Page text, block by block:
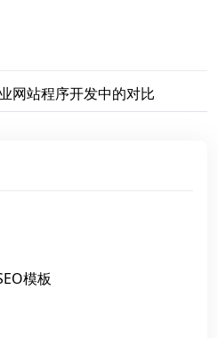
网站程序开发中的对比
模板